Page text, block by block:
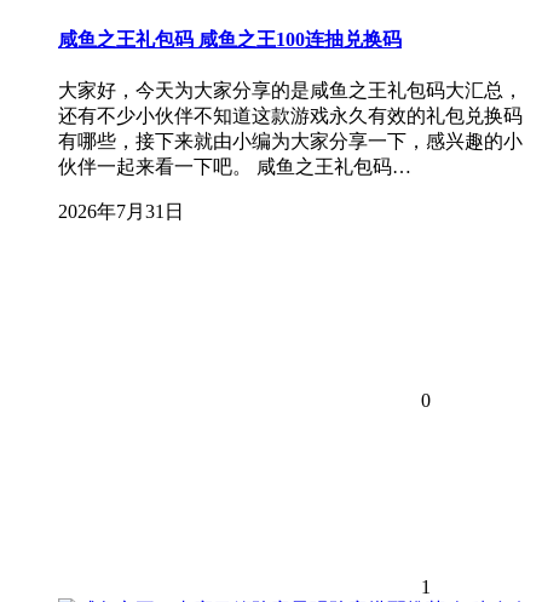
咸鱼之王礼包码 咸鱼之王100连抽兑换码
大家好，今天为大家分享的是咸鱼之王礼包码大汇总，
还有不少小伙伴不知道这款游戏永久有效的礼包兑换码
有哪些，接下来就由小编为大家分享一下，感兴趣的小
伙伴一起来看一下吧。 咸鱼之王礼包码…
2026年7月31日
0
1